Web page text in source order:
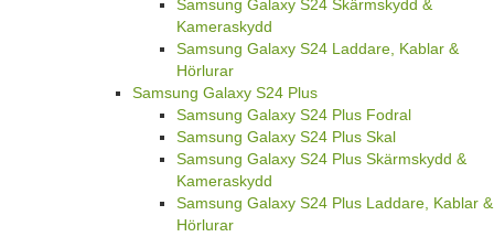
Samsung Galaxy S24 Skärmskydd &
Kameraskydd
Samsung Galaxy S24 Laddare, Kablar &
Hörlurar
Samsung Galaxy S24 Plus
Samsung Galaxy S24 Plus Fodral
Samsung Galaxy S24 Plus Skal
Samsung Galaxy S24 Plus Skärmskydd &
Kameraskydd
Samsung Galaxy S24 Plus Laddare, Kablar &
Hörlurar